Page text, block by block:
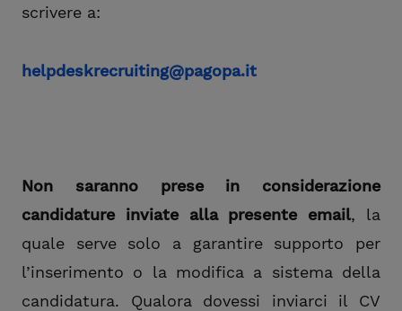
scrivere a:
helpdeskrecruiting@pagopa.it
Non saranno prese in considerazione
candidature inviate alla presente email, la
quale serve solo a garantire supporto per
l’inserimento o la modifica a sistema della
candidatura. Qualora dovessi inviarci il CV